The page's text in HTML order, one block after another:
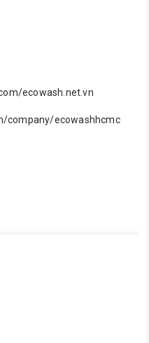
ecowash.net.vn
company/ecowashhcmc